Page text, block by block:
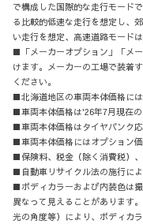
で構成した国際的な走行モード
る比較的低速な走行を想定し、
い走行を想定、高速道路モード
■「メーカーオプション」「メ
けます。メーカーの工場で装着
ください。
■北海道地区の車両本体価格には
■車両本体価格は'26年7月現在の
■車両本体価格はタイヤパンク
■車両本体価格にはオプション価
■保険料、税金（除く消費税）
■自動車リサイクル法の施行に
■ボディカラーおよび内装色は
異なって見えることがあります
光の角度等）により、ボディカ